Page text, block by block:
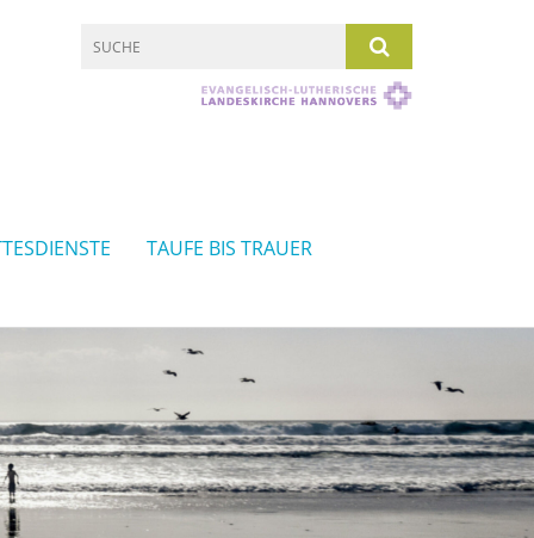
TAUFE BIS TRAUER